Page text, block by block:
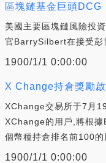
區塊鏈基金巨頭
美國主要區塊鏈風險投
官BarrySilbert在接受彭
1900/1/1 0:00:00
X Change持倉獎勵
XChange交易所于7月
XChange的用戶,將根據
個幣種持倉排名前100
1900/1/1 0:00:00